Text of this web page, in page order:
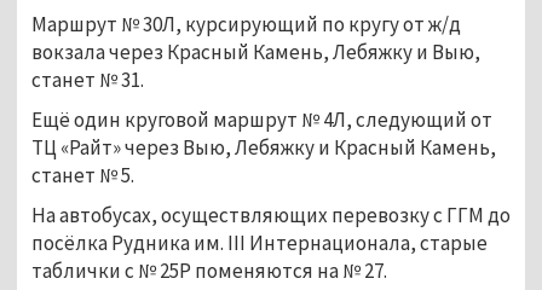
Маршрут № 30Л, курсирующий по кругу от ж/д
вокзала через Красный Камень, Лебяжку и Выю,
станет № 31.
Ещё один круговой маршрут № 4Л, следующий от
ТЦ «Райт» через Выю, Лебяжку и Красный Камень,
станет № 5.
На автобусах, осуществляющих перевозку с ГГМ до
посёлка Рудника им. III Интернационала, старые
таблички с № 25Р поменяются на № 27.